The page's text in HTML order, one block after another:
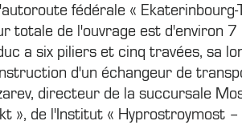
fédérale «
totale de l'ouvrage est d'environ
a six piliers et cinq travées, sa
d'un échangeur de
directeur de la succursale
», de l'Institut « Hyprostroymost